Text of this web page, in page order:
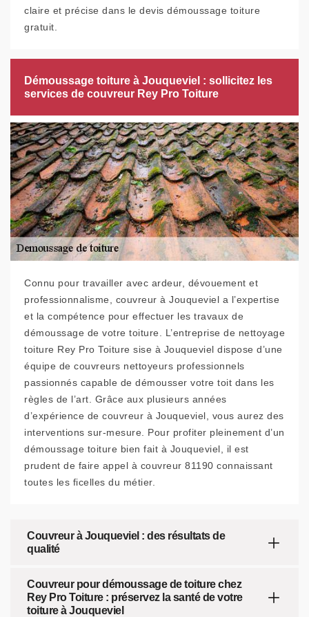
claire et précise dans le devis démoussage toiture
gratuit.
Démoussage toiture à Jouqueviel : sollicitez les
services de couvreur Rey Pro Toiture
Connu pour travailler avec ardeur, dévouement et
professionnalisme, couvreur à Jouqueviel a l’expertise
et la compétence pour effectuer les travaux de
démoussage de votre toiture. L’entreprise de nettoyage
toiture Rey Pro Toiture sise à Jouqueviel dispose d’une
équipe de couvreurs nettoyeurs professionnels
passionnés capable de démousser votre toit dans les
règles de l’art. Grâce aux plusieurs années
d’expérience de couvreur à Jouqueviel, vous aurez des
interventions sur-mesure. Pour profiter pleinement d’un
démoussage toiture bien fait à Jouqueviel, il est
prudent de faire appel à couvreur 81190 connaissant
toutes les ficelles du métier.
Couvreur à Jouqueviel : des résultats de
qualité
Couvreur pour démoussage de toiture chez
Rey Pro Toiture : préservez la santé de votre
toiture à Jouqueviel